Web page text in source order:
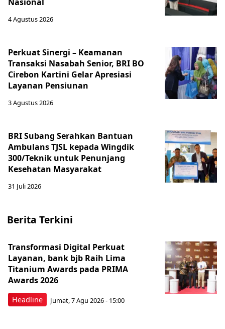
4 Agustus 2026
Perkuat Sinergi – Keamanan
Transaksi Nasabah Senior, BRI BO
Cirebon Kartini Gelar Apresiasi
Layanan Pensiunan
3 Agustus 2026
BRI Subang Serahkan Bantuan
Ambulans TJSL kepada Wingdik
300/Teknik untuk Penunjang
Kesehatan Masyarakat ​
31 Juli 2026
Berita Terkini
Headline
Transformasi Digital Perkuat
Layanan, bank bjb Raih Lima
Titanium Awards pada PRIMA
Awards 2026
Jumat, 7 Agu 2026 - 15:00